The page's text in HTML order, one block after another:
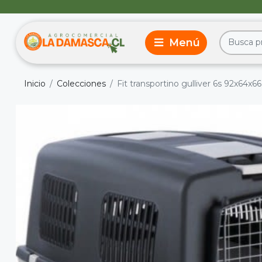
Inicio Colecciones Fit transportino gulliver 6s